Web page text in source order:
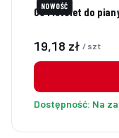
NOWOŚĆ
CC Pistolet do
Cena
19,18 zł / szt
Dostępność: Na